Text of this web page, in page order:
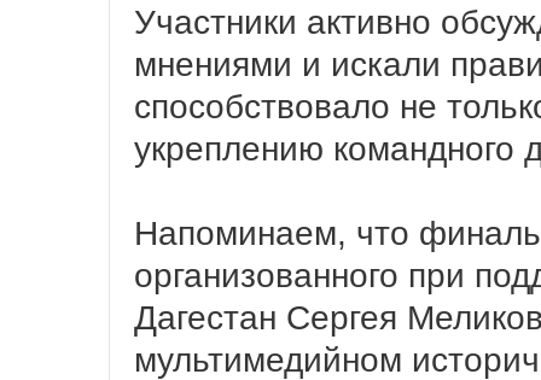
Участники активно
мнениями и искали
способствовало не
укреплению командного
Напоминаем, что
организованного при
Дагестан Сергея
мультимедийном